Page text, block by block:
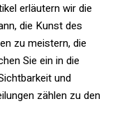
erläutern wir die
die Kunst des
zu meistern, die
Sie ein in die
und
zählen zu den